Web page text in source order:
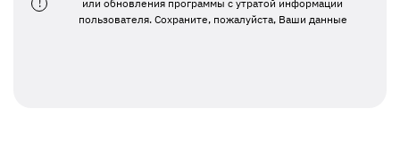
!
или обновления программы с утратой информации
пользователя. Сохраните, пожалуйста, Ваши данные